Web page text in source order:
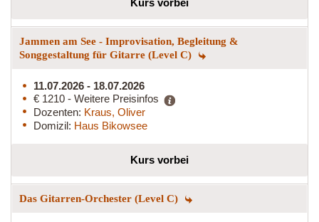
Jammen am See - Improvisation, Begleitung &
Songgestaltung für Gitarre (Level C)
11.07.2026 - 18.07.2026
€ 1210 - Weitere Preisinfos
Dozenten: Kraus, Oliver
Domizil: Haus Bikowsee
Kurs vorbei
Das Gitarren-Orchester (Level C)